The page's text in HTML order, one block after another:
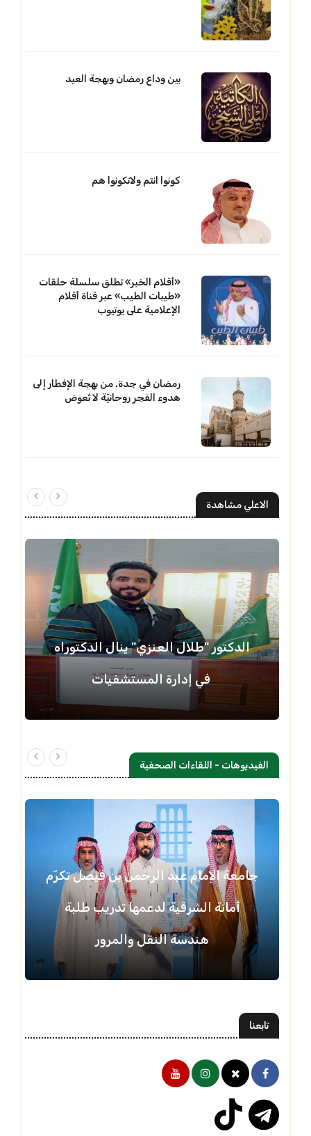
بين وداع رمضان وبهجة العيد
كونوا انتم ولاتكونوا هم
«أقلام الخبر» تطلق سلسلة حلقات
«طيبات الطيب» عبر قناة أقلام
الإعلامية على يوتيوب
رمضان في جدة. من بهجة الإفطار إلى
هدوء الفجر روحانيّة لا تُعوض
الاعلي مشاهدة
الدكتور "طلال العنزي" ينال الدكتوراه
في إدارة المستشفيات
الفيديوهات - اللقاءات الصحفية
جامعة الإمام عبد الرحمن بن فيصل تكرّم
أمانة الشرقية لدعمها تدريب طلبة
هندسة النقل والمرور
تابعنا